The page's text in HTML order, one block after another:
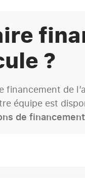
?
financement de
équipe est
de